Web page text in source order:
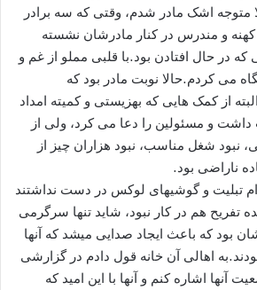
متوجه اشک مادر شدم، وقتی که سه برادر
و مندرس در کنار مادرشان نشسته
که در حال افتادن بود.با قلبی مملو از غم و
می کردم.حالا نوبت مادر بود که
از کمک هایی که بهزیستی و کمیته امداد
داشت و مسئولین را دعا می کرد، ولی از
نبود شغل مناسب، نبود هزاران چیز از
ناراضی بود.
تبلیت و گوشیهای لوکس در دست نداشتند
تفریح هم در کار نبود، شاید تنها سرگرمی
بود که باعث ایجاد صدایی میشد که آنها
اهالی آن خانه قول دادم در گزارشی
آنها اشاره کنم و آنها با این امید که